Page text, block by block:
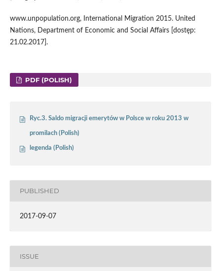
www.unpopulation.org, International Migration 2015. United
Nations, Department of Economic and Social Affairs [dostęp:
21.02.2017].
PDF (POLISH)
Ryc.3. Saldo migracji emerytów w Polsce w roku 2013 w
promilach (Polish)
legenda (Polish)
PUBLISHED
2017-09-07
ISSUE